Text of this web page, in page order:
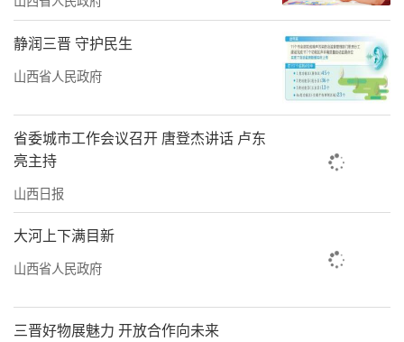
静润三晋 守护民生
山西省人民政府
省委城市工作会议召开 唐登杰讲话 卢东
亮主持
山西日报
大河上下满目新
山西省人民政府
三晋好物展魅力 开放合作向未来